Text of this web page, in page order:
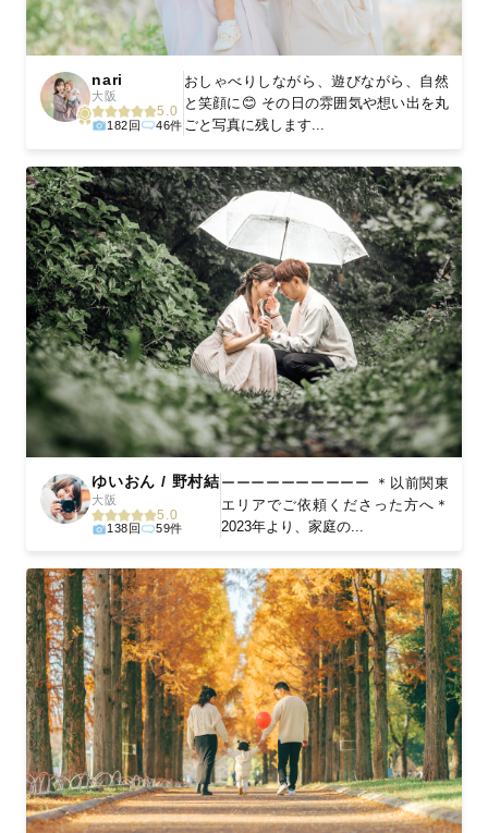
nari
大阪
5.0
182回 46件
おしゃべりしながら、遊びながら、自然
と笑顔に😊 その日の雰囲気や想い出を丸
ごと写真に残します...
ゆいおん / 野村結
大阪
5.0
138回 59件
ーーーーーーーーーー ＊以前関東
エリアでご依頼くださった方へ＊
2023年より、家庭の...